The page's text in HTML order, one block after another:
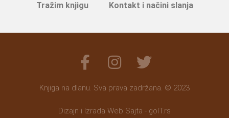
Tražim knjigu Kontakt i načini slanja
Knjiga na dlanu. Sva prava zadržana. © 2023
Dizajn i Izrada Web Sajta - goIT.rs